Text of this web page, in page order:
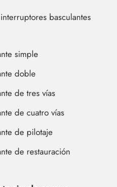
basculantes
simple
doble
de tres vías
de cuatro vías
de pilotaje
de restauración